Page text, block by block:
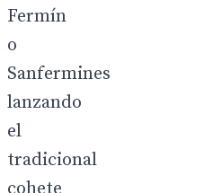
Fermín
o
Sanfermines
lanzando
el
tradicional